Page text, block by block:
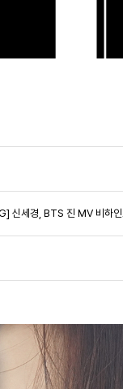
신세경, BTS 진 MV 비하인